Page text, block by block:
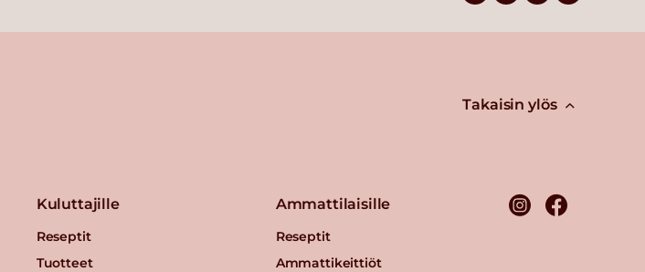
Takaisin ylös
Kuluttajille
Reseptit
Tuotteet
Ammattilaisille
Reseptit
Ammattikeittiöt